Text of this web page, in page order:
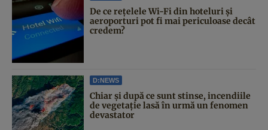
De ce rețelele Wi-Fi din hoteluri și
aeroporturi pot fi mai periculoase decât
credem?
D:NEWS
Chiar și după ce sunt stinse, incendiile
de vegetație lasă în urmă un fenomen
devastator